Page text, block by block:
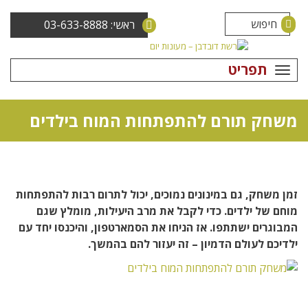
ראשי: 03-633-8888
משחק תורם להתפתחות המוח בילדים
זמן משחק, גם במינונים נמוכים, יכול לתרום רבות להתפתחות
מוחם של ילדים. כדי לקבל את מרב היעילות, מומלץ שגם
המבוגרים ישתתפו. אז הניחו את הסמארטפון, והיכנסו יחד עם
ילדיכם לעולם הדמיון – זה יעזור להם בהמשך.